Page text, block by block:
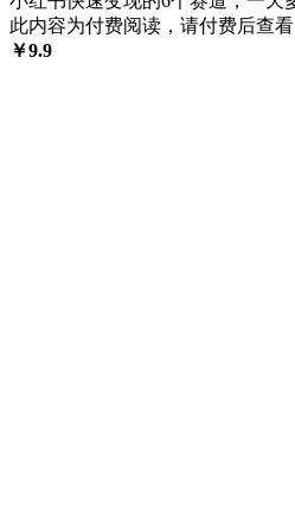
此内容为付费阅读，请付费后查看
￥9.9